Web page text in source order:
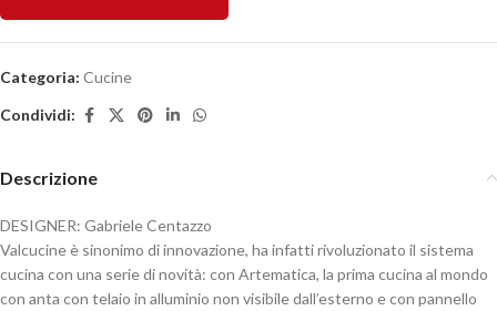
Categoria: Cucine
Condividi:
Descrizione
DESIGNER: Gabriele Centazzo
Valcucine è sinonimo di innovazione, ha infatti rivoluzionato il sistema
cucina con una serie di novità: con Artematica, la prima cucina al mondo
con anta con telaio in alluminio non visibile dall’esterno e con pannello